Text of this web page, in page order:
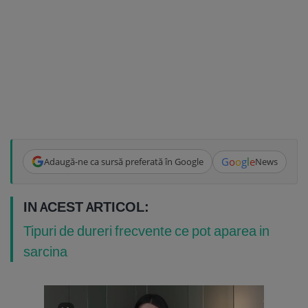
Adaugă-ne ca sursă preferată în Google GoogleNews
IN ACEST ARTICOL:
Tipuri de dureri frecvente ce pot aparea in
sarcina